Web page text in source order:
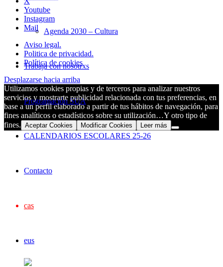
Agenda 2030 – Cultura
Trabaja con nosotrxs
Programación SUA
CALENDARIOS ESCOLARES 25-26
Contacto
cas
eus
Youtube
Instagram
Mail
Aviso legal.
Politica de privacidad.
Política de cookies
Desplazarse hacia arriba
Utilizamos cookies propias y de terceros para analizar nuestros
servicios y mostrarte publicidad relacionada con tus preferencias, en
base a un perfil elaborado a partir de tus hábitos de navegación, para
fines analíticos o estadísticos sobre su utilización…Y otro tipo de
fines. Aceptar Cookies Modificar Cookies Leer más